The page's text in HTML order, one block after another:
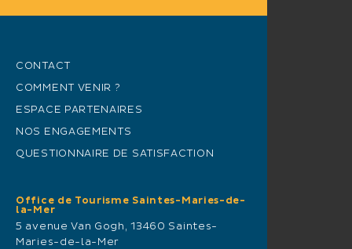
CONTACT
COMMENT VENIR ?
ESPACE PARTENAIRES
NOS ENGAGEMENTS
QUESTIONNAIRE DE SATISFACTION
Office de Tourisme Saintes-Maries-de-
la-Mer
5 avenue Van Gogh, 13460 Saintes-
Maries-de-la-Mer